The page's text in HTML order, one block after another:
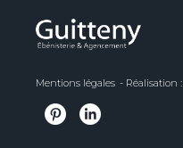
Mentions légales - Réalisation :